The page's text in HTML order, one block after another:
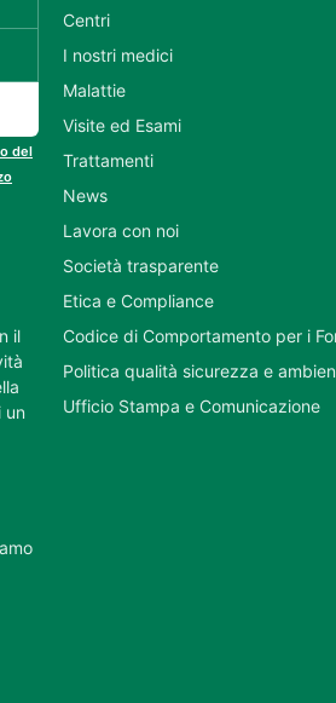
del
il
un
Centri
I nostri medici
Malattie
Visite ed Esami
Trattamenti
News
Lavora con noi
Società trasparente
Etica e Compliance
Codice di Comportamento per i
Politica qualità sicurezza e
Ufficio Stampa e Comunicazione